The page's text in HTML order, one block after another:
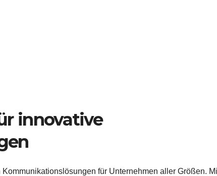
innovative
für Unternehmen aller Größen.